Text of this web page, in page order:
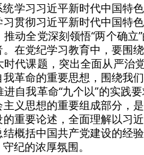
学习习近平新时代中国特
贯彻习近平新时代中国特
动全党深刻领悟“两个确
在党纪学习教育中，要围
代课题，突出全面从严治
革命的重要思想，围绕我
自我革命“九个以”的实践
义思想的重要组成部分，
重要论述，全面理解以习
概括中国共产党建设的经
纪的浓厚氛围。